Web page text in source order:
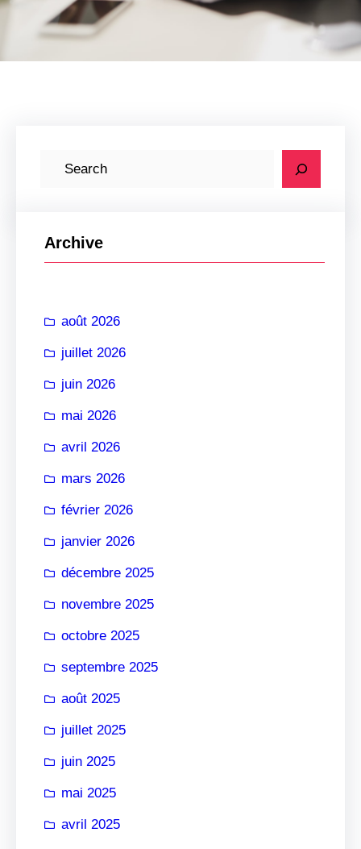
h
e
Archive
août 2026
juillet 2026
juin 2026
mai 2026
avril 2026
mars 2026
février 2026
janvier 2026
décembre 2025
novembre 2025
octobre 2025
septembre 2025
août 2025
juillet 2025
juin 2025
mai 2025
avril 2025